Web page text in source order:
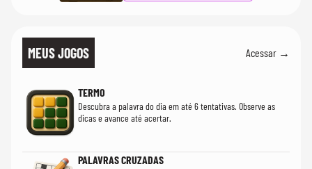
MEUS JOGOS Acessar →
TERMO
Descubra a palavra do dia em até 6 tentativas. Observe as
dicas e avance até acertar.
PALAVRAS CRUZADAS